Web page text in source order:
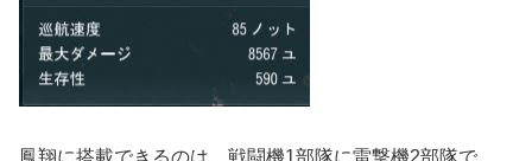
鳳翔に搭載できるのは、戦闘機1部隊に雷撃機2部隊で